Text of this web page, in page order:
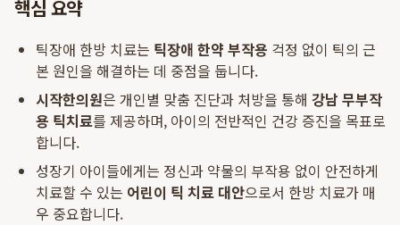
핵심 요약
틱장애 한방 치료는 틱장애 한약 부작용 걱정 없이 틱의 근
본 원인을 해결하는 데 중점을 둡니다.
시작한의원은 개인별 맞춤 진단과 처방을 통해 강남 무부작
용 틱치료를 제공하며, 아이의 전반적인 건강 증진을 목표로
합니다.
성장기 아이들에게는 정신과 약물의 부작용 없이 안전하게
치료할 수 있는 어린이 틱 치료 대안으로서 한방 치료가 매
우 중요합니다.